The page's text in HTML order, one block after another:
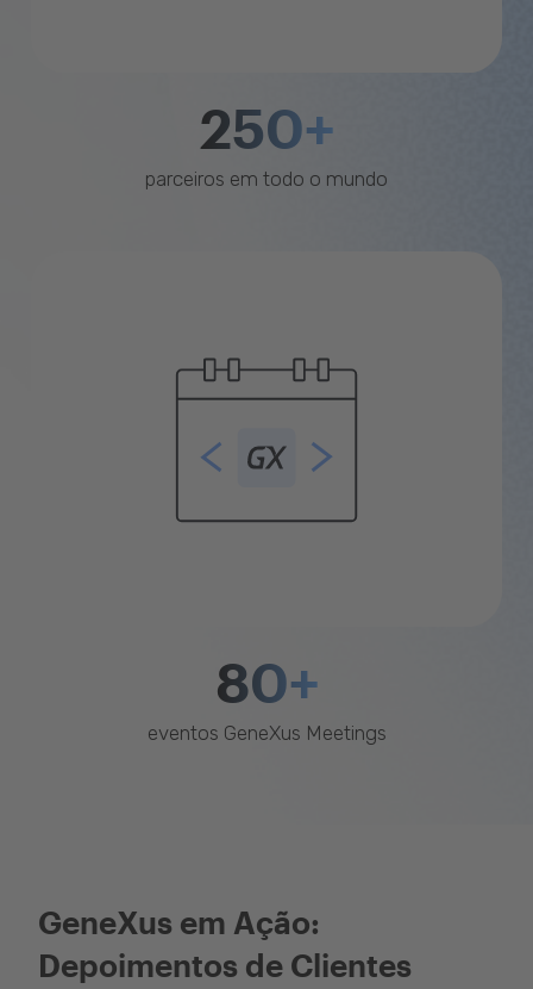
250+
parceiros em todo o mundo
80+
eventos GeneXus Meetings
GeneXus em Ação:
Depoimentos de Clientes